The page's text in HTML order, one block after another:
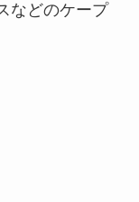
などのケープ